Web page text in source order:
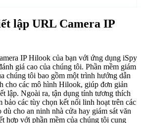
lập URL Camera IP
IP Hilook của bạn với ứng dụng iSpy
giá cao của chúng tôi. Phần mềm giám
chúng tôi bao gồm một trình hướng dẫn
cho các mô hình Hilook, giúp đơn giản
lập. Ngoài ra, tận dụng tính tương thích
các tùy chọn kết nối linh hoạt trên các
dù cho an ninh nhà cửa hay giám sát văn
hợp với phần mềm của chúng tôi cung